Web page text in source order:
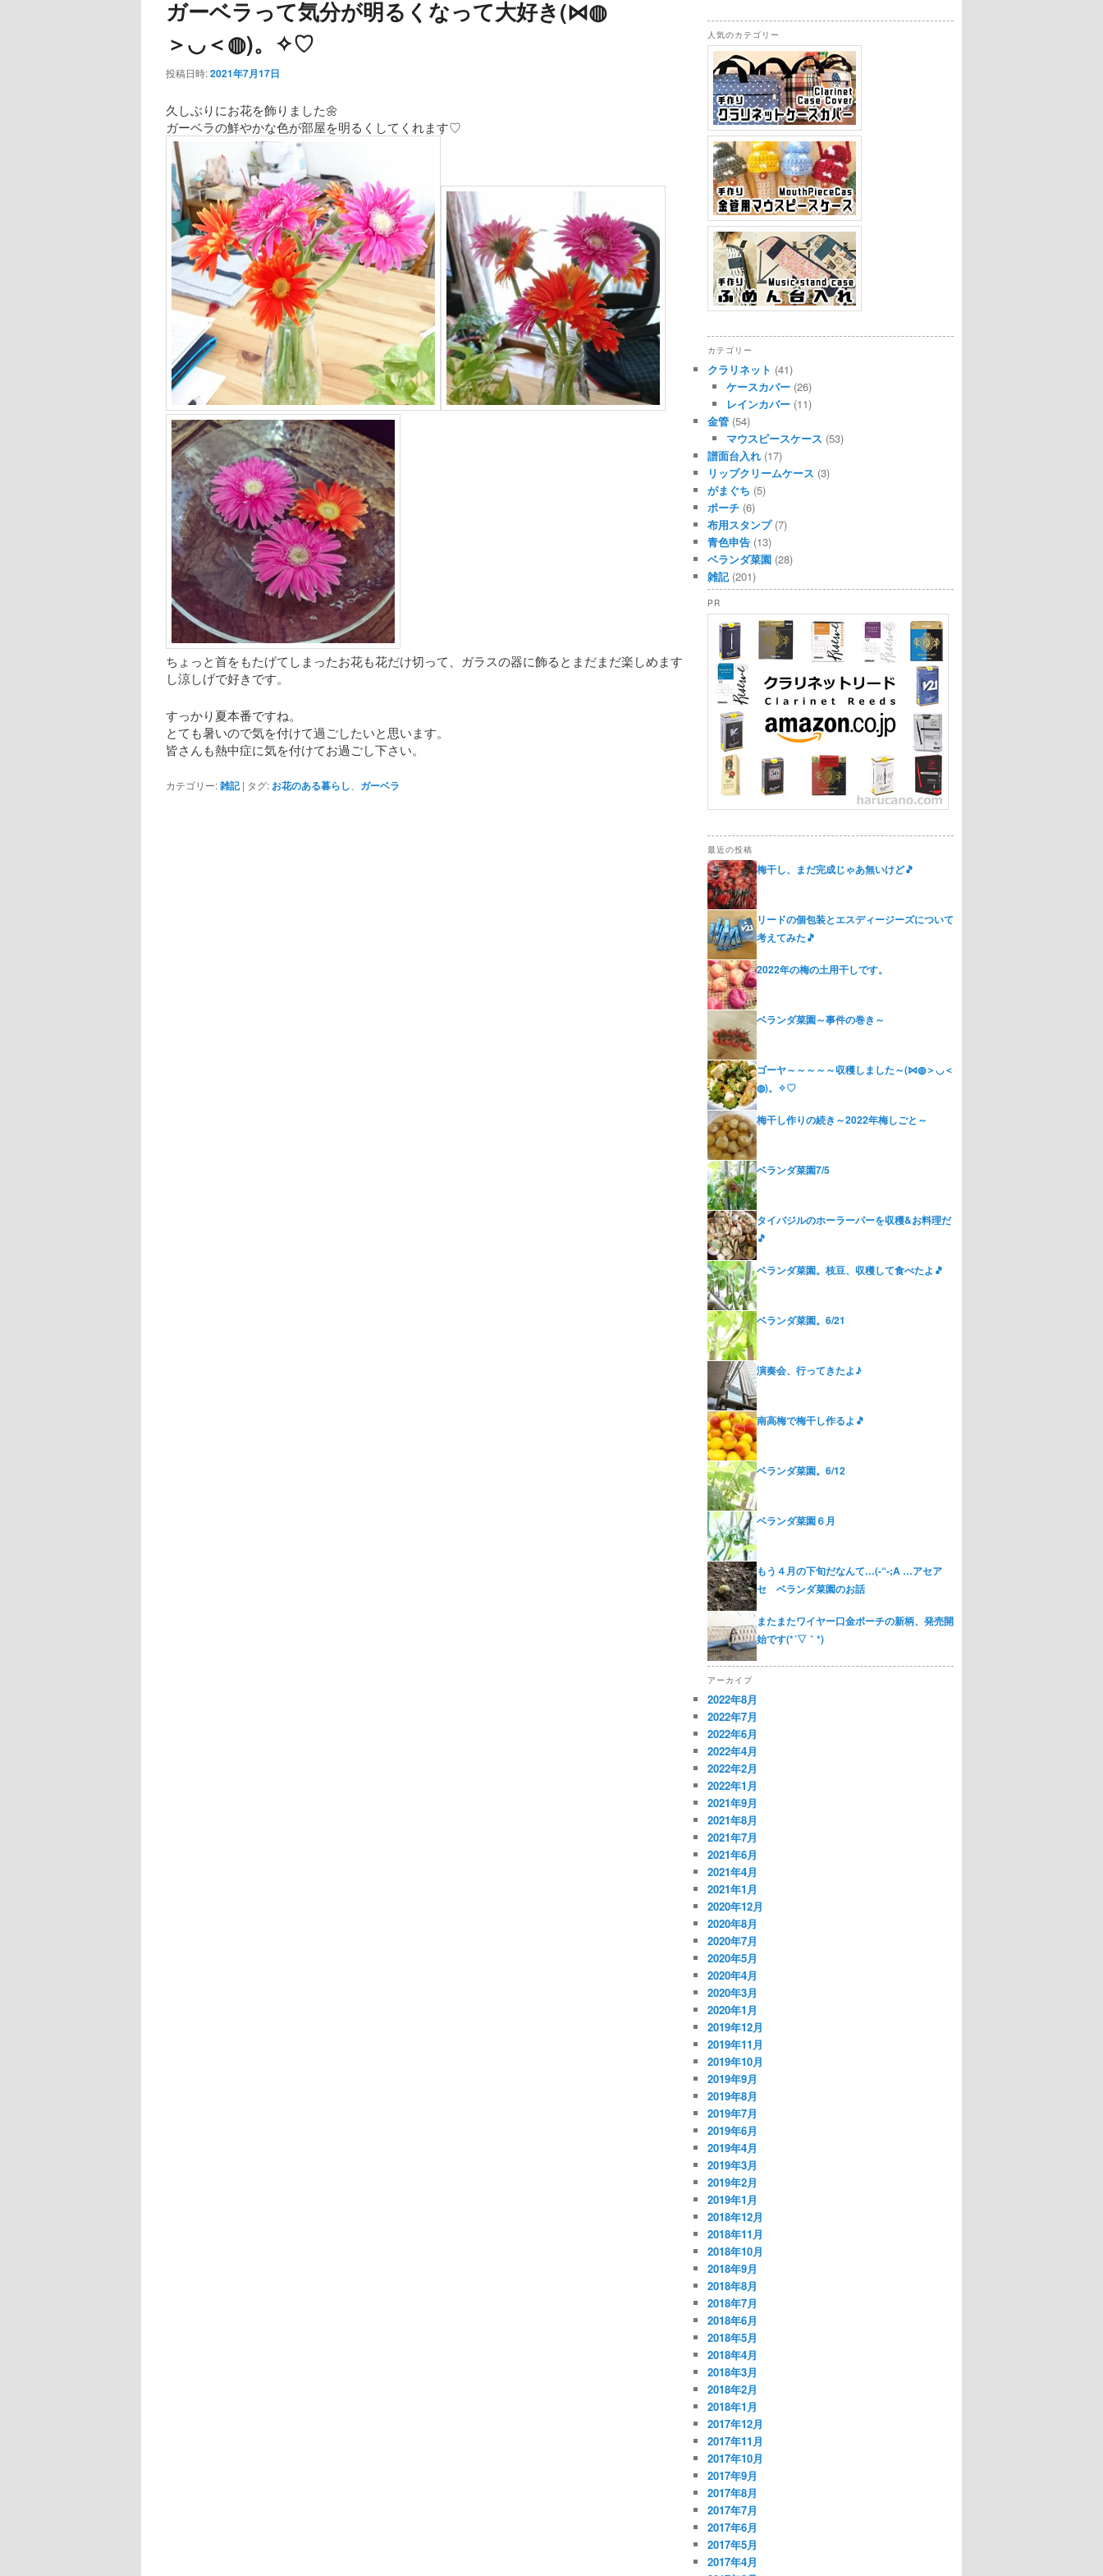
ガーベラって気分が明るくなって大好き(⋈◍
＞◡＜◍)。✧♡
投稿日時:2021年7月17日
久しぶりにお花を飾りました🌼
ガーベラの鮮やかな色が部屋を明るくしてくれます♡
ちょっと首をもたげてしまったお花も花だけ切って、ガラスの器に飾るとまだまだ楽しめます
し涼しげで好きです。
すっかり夏本番ですね。
とても暑いので気を付けて過ごしたいと思います。
皆さんも熱中症に気を付けてお過ごし下さい。
カテゴリー:雑記 | タグ: お花のある暮らし ガーベラ
人気のカテゴリー
カテゴリー
クラリネット (41)
ケースカバー(26)
レインカバー(11)
金管 (54)
マウスピースケース (53)
譜面台入れ (17)
リップクリームケース (3)
がまぐち (5)
ポーチ (6)
布用スタンプ(7)
青色申告 (13)
ベランダ菜園 (28)
雑記(201)
PR
最近の投稿
梅干し、まだ完成じゃあ無いけど🎵
リードの個包装とエスディージーズについて
考えてみた🎵
2022年の梅の土用干しです。
ベランダ菜園～事件の巻き～
ゴーヤ～～～～～収穫しました～(⋈◍＞◡＜
◍)。✧♡
梅干し作りの続き～2022年梅しごと～
ベランダ菜園7/5
タイバジルのホーラーパーを収穫&お料理だ
🎵
ベランダ菜園。枝豆、収穫して食べたよ🎵
ベランダ菜園。6/21
演奏会、行ってきたよ♪
南高梅で梅干し作るよ🎵
ベランダ菜園。6/12
ベランダ菜園６月
もう４月の下旬だなんて…(-“-;A …アセア
セ ベランダ菜園のお話
またまたワイヤー口金ポーチの新柄、発売開
始です(*´▽｀*)
アーカイブ
2022年8月
2022年7月
2022年6月
2022年4月
2022年2月
2022年1月
2021年9月
2021年8月
2021年7月
2021年6月
2021年4月
2021年1月
2020年12月
2020年8月
2020年7月
2020年5月
2020年4月
2020年3月
2020年1月
2019年12月
2019年11月
2019年10月
2019年9月
2019年8月
2019年7月
2019年6月
2019年4月
2019年3月
2019年2月
2019年1月
2018年12月
2018年11月
2018年10月
2018年9月
2018年8月
2018年7月
2018年6月
2018年5月
2018年4月
2018年3月
2018年2月
2018年1月
2017年12月
2017年11月
2017年10月
2017年9月
2017年8月
2017年7月
2017年6月
2017年5月
2017年4月